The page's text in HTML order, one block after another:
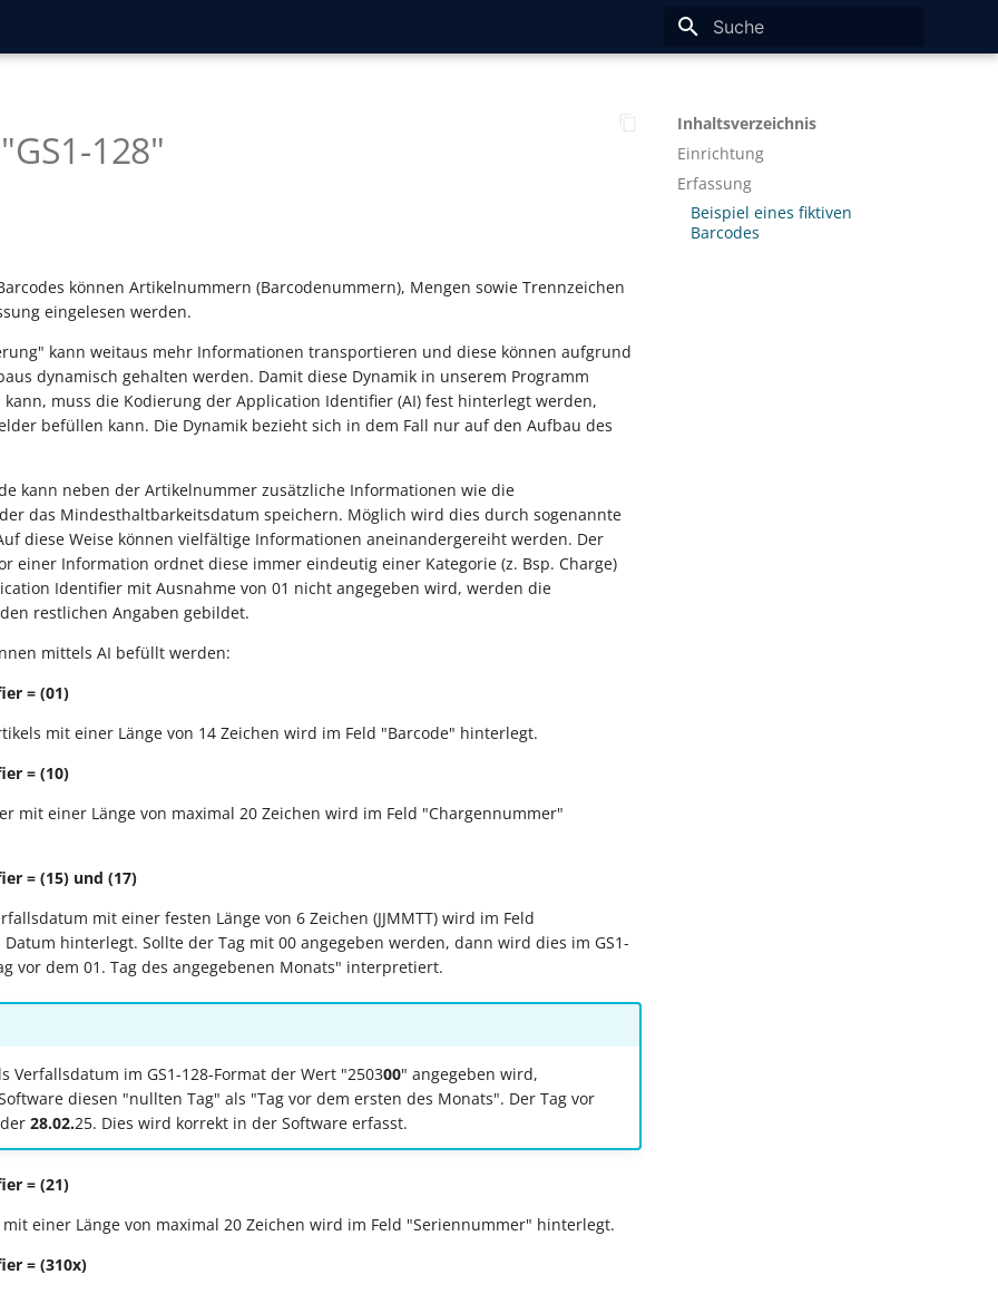
128"
können Artikelnummern (Barcodenummern), Mengen sowie Trennzeichen
eingelesen werden.
kann weitaus mehr Informationen transportieren und diese können aufgrund
dynamisch gehalten werden. Damit diese Dynamik in unserem Programm
muss die Kodierung der Application Identifier (AI) fest hinterlegt werden,
befüllen kann. Die Dynamik bezieht sich in dem Fall nur auf den Aufbau des
kann neben der Artikelnummer zusätzliche Informationen wie die
das Mindesthaltbarkeitsdatum speichern. Möglich wird dies durch sogenannte
diese Weise können vielfältige Informationen aneinandergereiht werden. Der
einer Information ordnet diese immer eindeutig einer Kategorie (z. Bsp. Charge)
Identifier mit Ausnahme von 01 nicht angegeben wird, werden die
restlichen Angaben gebildet.
mittels AI befüllt werden:
= (01)
mit einer Länge von 14 Zeichen wird im Feld "Barcode" hinterlegt.
= (10)
mit einer Länge von maximal 20 Zeichen wird im Feld "Chargennummer"
= (15) und (17)
mit einer festen Länge von 6 Zeichen (JJMMTT) wird im Feld
hinterlegt. Sollte der Tag mit 00 angegeben werden, dann wird dies im GS1-
vor dem 01. Tag des angegebenen Monats" interpretiert.
Verfallsdatum im GS1-128-Format der Wert "250300" angegeben wird,
diesen "nullten Tag" als "Tag vor dem ersten des Monats". Der Tag vor
28.02.25. Dies wird korrekt in der Software erfasst.
= (21)
einer Länge von maximal 20 Zeichen wird im Feld "Seriennummer" hinterlegt.
= (310x)
Inhaltsverzeichnis
Einrichtung
Erfassung
Beispiel eines fiktiven
Barcodes